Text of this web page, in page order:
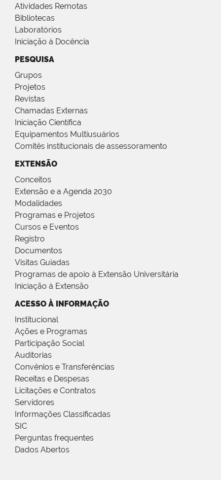
Atividades Remotas
Bibliotecas
Laboratórios
Iniciação à Docência
PESQUISA
Grupos
Projetos
Revistas
Chamadas Externas
Iniciação Científica
Equipamentos Multiusuários
Comitês institucionais de assessoramento
EXTENSÃO
Conceitos
Extensão e a Agenda 2030
Modalidades
Programas e Projetos
Cursos e Eventos
Registro
Documentos
Visitas Guiadas
Programas de apoio à Extensão Universitária
Iniciação à Extensão
ACESSO À INFORMAÇÃO
Institucional
Ações e Programas
Participação Social
Auditorias
Convênios e Transferências
Receitas e Despesas
Licitações e Contratos
Servidores
Informações Classificadas
SIC
Perguntas frequentes
Dados Abertos